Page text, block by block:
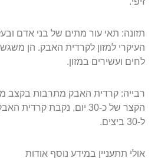
תזונה: תאי עור מתים של בני אדם
העיקרי למזון לקרדית האבק. הן
לחים ועשירים במזון.
רבייה: קרדית האבק מתרבות בקצב
ל-30 ביצים.
אולי תתעניין במידע נוסף אודות